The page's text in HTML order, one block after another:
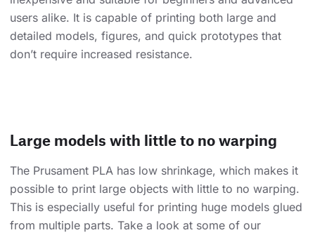
users alike. It is capable of printing both large and
detailed models, figures, and quick prototypes that
don’t require increased resistance.
Large models with little to no warping
The Prusament PLA has low shrinkage, which makes it
possible to print large objects with little to no warping.
This is especially useful for printing huge models glued
from multiple parts. Take a look at some of our